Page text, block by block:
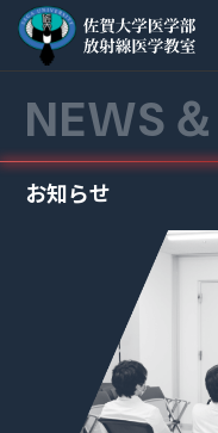
NEWS ＆
お知らせ